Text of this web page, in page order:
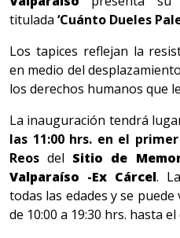
titulada ‘Cuánto Dueles
Los tapices reflejan la
en medio del
los derechos humanos que
La inauguración tendrá
las 11:00 hrs. en el
Reos del Sitio de
Valparaíso -Ex Cárcel.
todas las edades y se
de 10:00 a 19:30 hrs. hasta